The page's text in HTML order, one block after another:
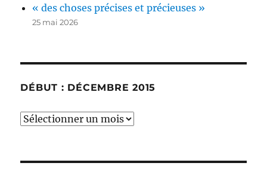
« des choses précises et précieuses »
25 mai 2026
DÉBUT : DÉCEMBRE 2015
début